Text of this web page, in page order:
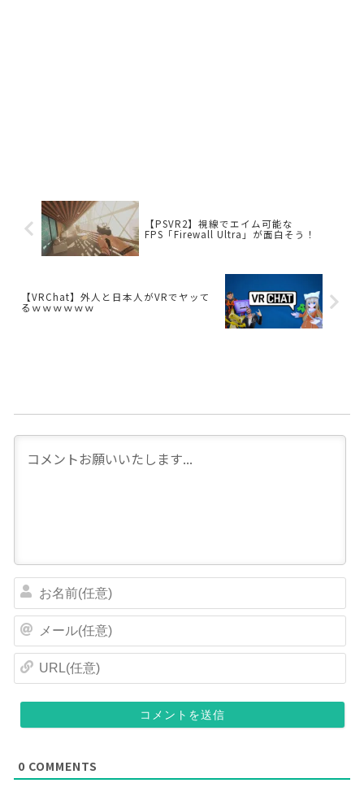
【PSVR2】視線でエイム可能な
FPS「Firewall Ultra」が面白そう！
【VRChat】外人と日本人がVRでヤッて
るｗｗｗｗｗｗ
前
任
)
ル
0 COMMENTS